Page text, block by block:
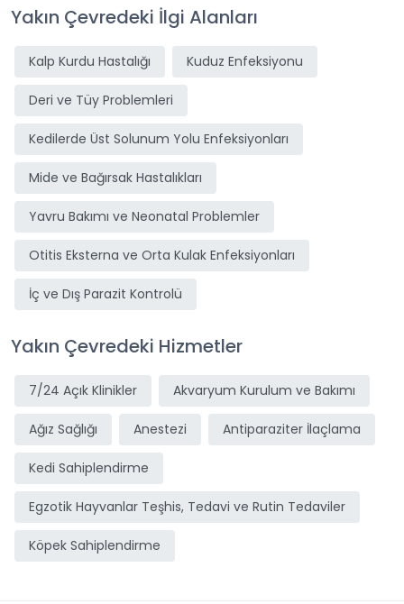
Yakın Çevredeki İlgi Alanları
Kalp Kurdu Hastalığı Kuduz Enfeksiyonu
Deri ve Tüy Problemleri
Kedilerde Üst Solunum Yolu Enfeksiyonları
Mide ve Bağırsak Hastalıkları
Yavru Bakımı ve Neonatal Problemler
Otitis Eksterna ve Orta Kulak Enfeksiyonları
İç ve Dış Parazit Kontrolü
Yakın Çevredeki Hizmetler
7/24 Açık Klinikler Akvaryum Kurulum ve Bakımı
Ağız Sağlığı Anestezi Antiparaziter İlaçlama
Kedi Sahiplendirme
Egzotik Hayvanlar Teşhis, Tedavi ve Rutin Tedaviler
Köpek Sahiplendirme